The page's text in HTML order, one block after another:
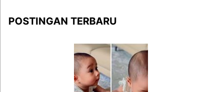
POSTINGAN TERBARU